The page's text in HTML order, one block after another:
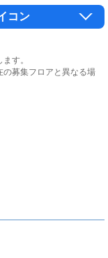
コン
す。
募集フロアと異なる場